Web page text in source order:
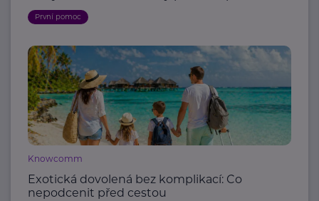
První pomoc
Knowcomm
Exotická dovolená bez komplikací: Co
nepodcenit před cestou